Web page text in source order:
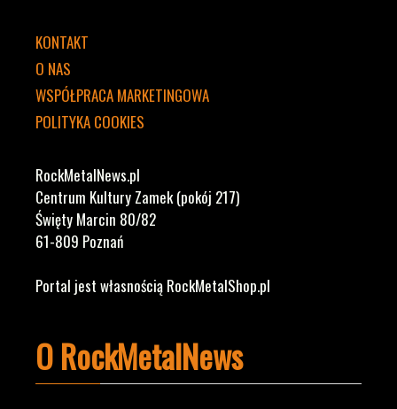
KONTAKT
O NAS
WSPÓŁPRACA MARKETINGOWA
POLITYKA COOKIES
RockMetalNews.pl
Centrum Kultury Zamek (pokój 217)
Święty Marcin 80/82
61-809 Poznań
Portal jest własnością RockMetalShop.pl
O RockMetalNews